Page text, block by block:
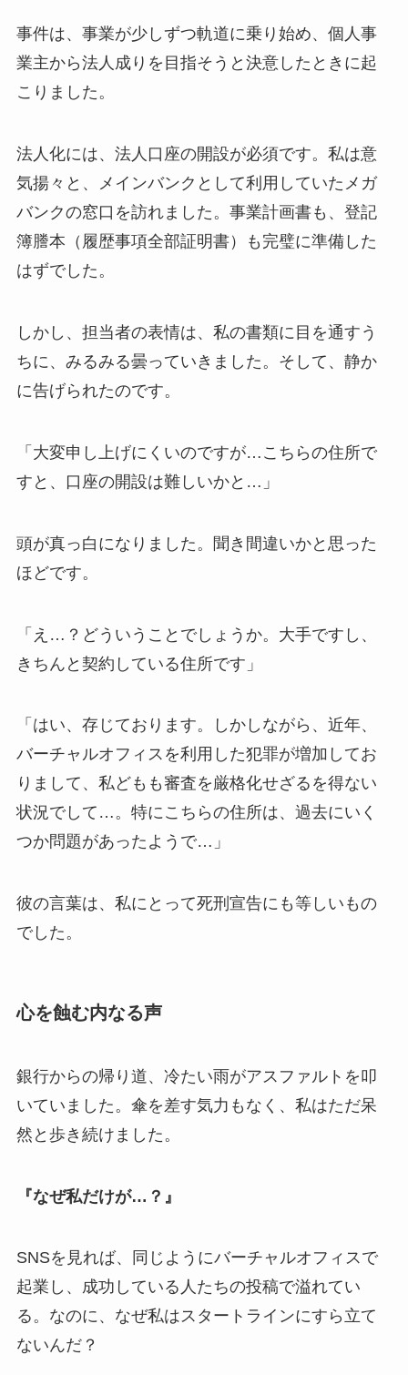
事件は、事業が少しずつ軌道に乗り始め、個人事
業主から法人成りを目指そうと決意したときに起
こりました。
法人化には、法人口座の開設が必須です。私は意
気揚々と、メインバンクとして利用していたメガ
バンクの窓口を訪れました。事業計画書も、登記
簿謄本（履歴事項全部証明書）も完璧に準備した
はずでした。
しかし、担当者の表情は、私の書類に目を通すう
ちに、みるみる曇っていきました。そして、静か
に告げられたのです。
「大変申し上げにくいのですが…こちらの住所で
すと、口座の開設は難しいかと…」
頭が真っ白になりました。聞き間違いかと思った
ほどです。
「え…？どういうことでしょうか。大手ですし、
きちんと契約している住所です」
「はい、存じております。しかしながら、近年、
バーチャルオフィスを利用した犯罪が増加してお
りまして、私どもも審査を厳格化せざるを得ない
状況でして…。特にこちらの住所は、過去にいく
つか問題があったようで…」
彼の言葉は、私にとって死刑宣告にも等しいもの
でした。
心を蝕む内なる声
銀行からの帰り道、冷たい雨がアスファルトを叩
いていました。傘を差す気力もなく、私はただ呆
然と歩き続けました。
『なぜ私だけが…？』
SNSを見れば、同じようにバーチャルオフィスで
起業し、成功している人たちの投稿で溢れてい
る。なのに、なぜ私はスタートラインにすら立て
ないんだ？